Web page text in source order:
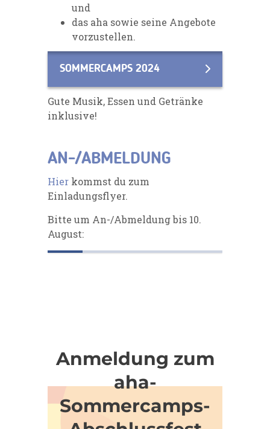
und
das aha sowie seine Angebote
vorzustellen.
SOMMERCAMPS 2024
Gute Musik, Essen und Getränke
inklusive!
AN-/ABMELDUNG
Hier kommst du zum
Einladungsflyer.
Bitte um An-/Abmeldung bis 10.
August: